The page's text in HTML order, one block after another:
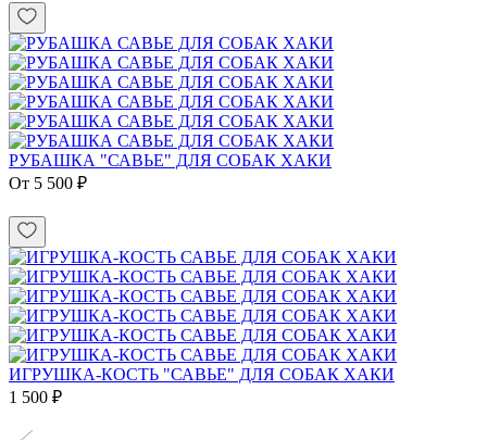
РУБАШКА "САВЬЕ" ДЛЯ СОБАК ХАКИ
От 5 500 ₽
ИГРУШКА-КОСТЬ "САВЬЕ" ДЛЯ СОБАК ХАКИ
1 500 ₽